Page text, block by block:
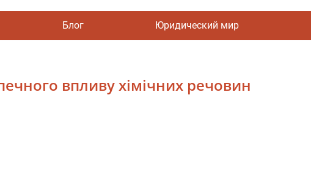
Блог Юридический мир
впливу хімічних речовин